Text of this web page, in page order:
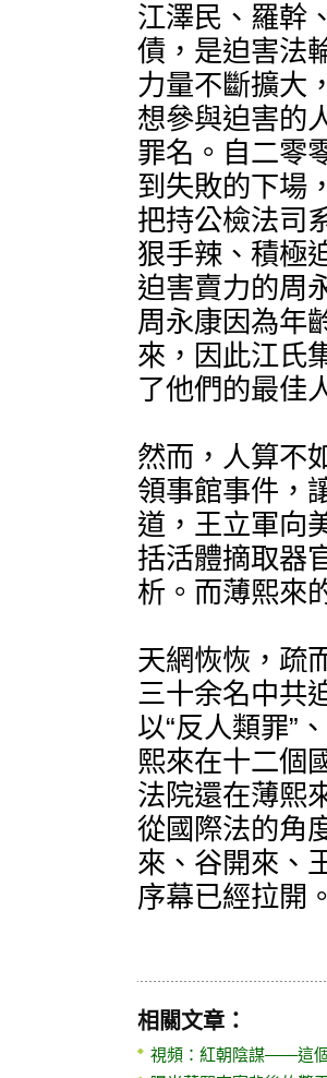
江澤民、羅幹
債，是迫害法
力量不斷擴大
想參與迫害的
罪名。自二零
到失敗的下場
把持公檢法司
狠手辣、積極
迫害賣力的周
周永康因為年
來，因此江氏
了他們的最佳
然而，人算不
領事館事件，
道，王立軍向
括活體摘取器
析。而薄熙來
天網恢恢，疏
三十余名中共
以“反人類罪”
熙來在十二個
法院還在薄熙
從國際法的角
來、谷開來、
序幕已經拉開
相關文章：
視頻：紅朝陰謀——這